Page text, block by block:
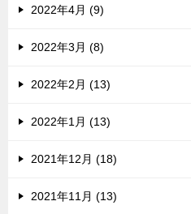
2022年4月 (9)
2022年3月 (8)
2022年2月 (13)
2022年1月 (13)
2021年12月 (18)
2021年11月 (13)